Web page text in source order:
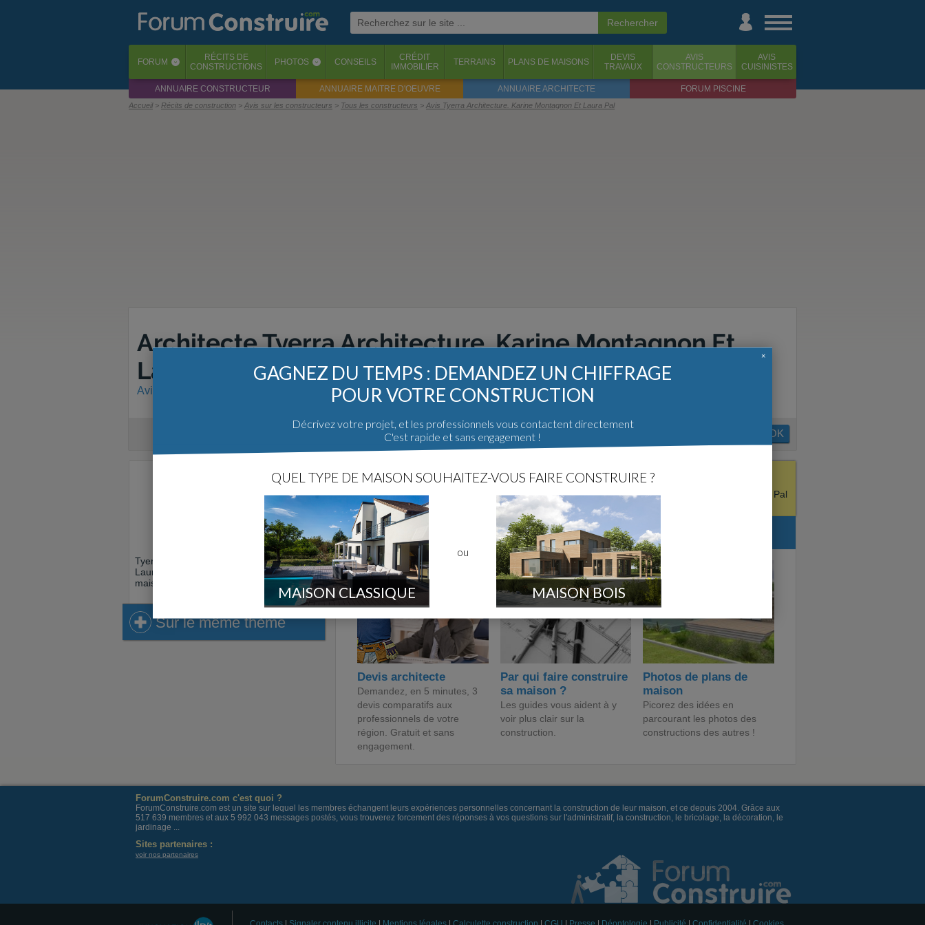
FORUM ‹ RÉCITS DE
CONSTRUCTIONS
PHOTOS ‹ CONSEILS
CRÉDIT
IMMOBILIER
TERRAINS PLANS DE MAISONS
DEVIS
TRAVAUX
AVIS
CONSTRUCTEURS
AVIS
CUISINISTES
ANNUAIRE CONSTRUCTEUR ANNUAIRE MAITRE D'OEUVRE ANNUAIRE ARCHITECTE FORUM PISCINE
Accueil Récits de construction Avis sur les constructeurs Tous les constructeurs Avis Tyerra Architecture. Karine Montagnon Et Laura Pal
Architecte Tyerra Architecture. Karine Montagnon Et
Laura Pal
Avis, messages et récits de construction des membres sur ce architecte dans le Finistere
OK
Tyerra Architecture. Karine Montagnon Et
Laura Pal
est un architecte réalisant des
maisons dans le Finistere.
Sur le même thème
Sur le même thème
Aucune information sur ce architecte
Aucun avis, aucun projet et aucune discussion sur Tyerra Architecture. Karine Montagnon Et Laura Pal
ne semble exister sur le site.
Cliquez icipour rechercher sur tout le site.
Les architectes sur ForumConstruire.com :
Devis architecte
Demandez, en 5 minutes, 3
devis comparatifs aux
professionnels de votre
région. Gratuit et sans
engagement.
Par qui faire construire
sa maison ?
Les guides vous aident à y
voir plus clair sur la
construction.
Photos de plans de
maison
Picorez des idées en
parcourant les photos des
constructions des autres !
ForumConstruire.com c'est quoi ?
ForumConstruire.com est un site sur lequel les membres échangent leurs expériences personnelles concernant la construction de leur maison, et ce depuis 2004. Grâce aux
517 639 membres et aux 5 992 043 messages postés, vous trouverez forcement des réponses à vos questions sur l'administratif, la construction, le bricolage, la décoration, le
jardinage ...
Sites partenaires :
voir nos partenaires
GAGNEZ DU TEMPS : DEMANDEZ UN CHIFFRAGE
POUR VOTRE CONSTRUCTION
Décrivez votre projet, et les professionnels vous contactent directement
C'est rapide et sans engagement !
QUEL TYPE DE MAISON SOUHAITEZ-VOUS FAIRE CONSTRUIRE ?
MAISON CLASSIQUE
ou
MAISON BOIS
×